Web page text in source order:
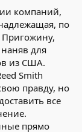
компаний,
по
для
из США.
Smith
правду, но
все
прямо